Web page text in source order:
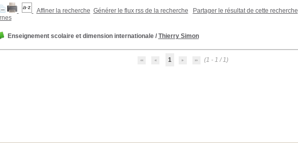
Affiner la recherche Générer le flux rss de la recherche Partager le résultat de cette recherche
Enseignement scolaire et dimension internationale/ Thierry Simon
1 (1 - 1 / 1)